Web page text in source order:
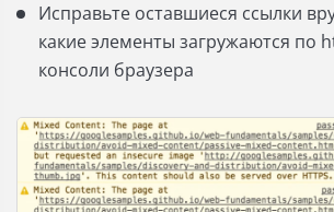
Исправьте оставшиеся ссылки
какие элементы загружаются по
консоли браузера